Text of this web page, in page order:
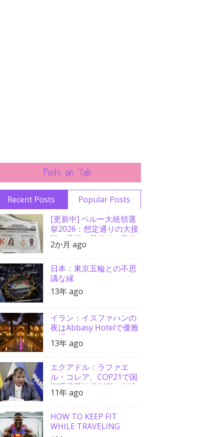
Posts on Tab
Recent Posts
Popular Posts
[更新中] ペルー大統領選
挙2026：想定通りの大接
戦、最後の最後まで勝者
分からず
2か月 ago
日本：東京五輪との不思
議な縁
13年 ago
イラン：イスファハンの
夜はAbbasy Hotelで優雅
に過ごす
13年 ago
エクアドル：ラファエ
ル・コレア、COP21で国
際環境司法裁判所の創設
を要請
11年 ago
HOW TO KEEP FIT
WHILE TRAVELING